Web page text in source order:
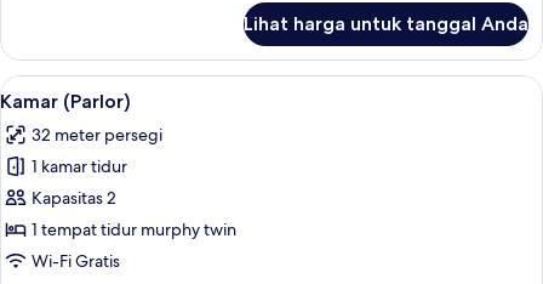
penderita
alergi
(Pure
Wellness)
Kamar,
Tempat
Double,
ramah
bagi
penderita
alergi
(Pure
Wellness)
Lihat harga untuk tanggal Anda
Lihat
semua
foto
untuk
Kamar
(Parlor)
Seprai Frette Italia, seprai premium,
4
Kamar (Parlor)
32 meter persegi
1 kamar tidur
Kapasitas 2
1 tempat tidur murphy twin
Wi-Fi Gratis